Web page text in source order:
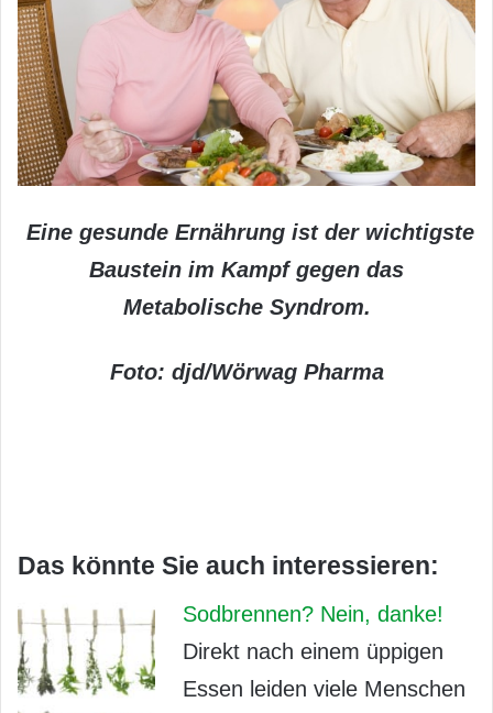
Eine gesunde Ernährung ist der wichtigste
Baustein im Kampf gegen das
Metabolische Syndrom.
Foto: djd/Wörwag Pharma
Das könnte Sie auch interessieren:
Sodbrennen? Nein, danke!
Direkt nach einem üppigen
Essen leiden viele Menschen